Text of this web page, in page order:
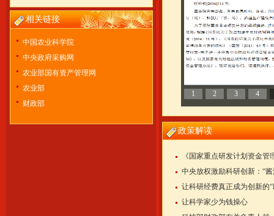
相关链接
中国农业科学院
中央政府采购网
农业部国有资产管理网
农业部
财政部
1 2 3 4
政策解读
《国家重点研发计划资金管
中央放权激励科研创新：“
让科研经费真正成为创新
让科学家少为钱操心